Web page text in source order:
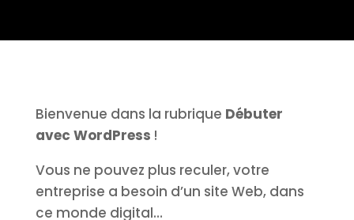
Bienvenue dans la rubrique Débuter
avec WordPress !
Vous ne pouvez plus reculer, votre
entreprise a besoin d’un site Web, dans
ce monde digital…